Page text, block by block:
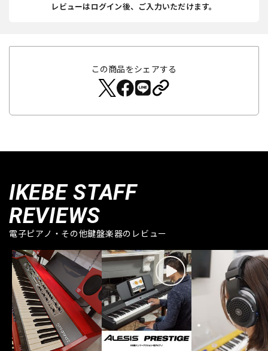
レビューはログイン後、ご入力いただけます。
この商品をシェアする
IKEBE STAFF
REVIEWS
電子ピアノ・その他鍵盤楽器のレビュー